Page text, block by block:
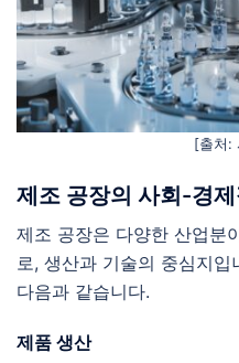
[출처:
제조 공장의 사회-경
제조 공장은 다양한 산업분
로, 생산과 기술의 중심지
다음과 같습니다.
제품 생산